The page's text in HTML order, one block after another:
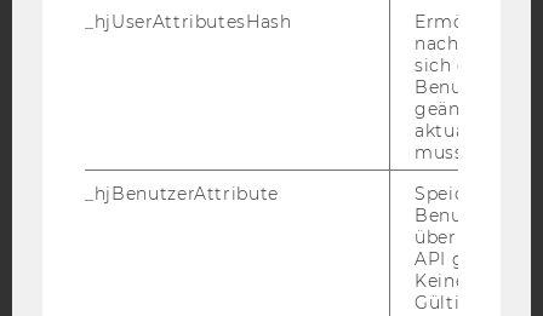
IMPRESSUM
BARRIEREFREIHEITSERKLÄRUNG WEBSEITE
DATENSCHUTZERKLÄRUNG SOCIAL MEDIA
STUDIENBEWERBER*INNEN UND STUDIERENDE
Barrierefreiheitserklärung
_hjUserAttributesHash
Ermöglicht
sich ein
geändert hat
aktualisiert
muss.
_hjBenutzerAttribute
Speichert
über die
API gesendet
Keine